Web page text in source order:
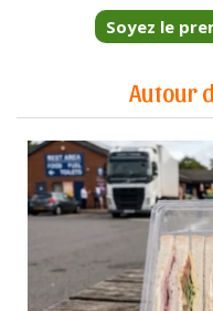
Soyez le
Autour